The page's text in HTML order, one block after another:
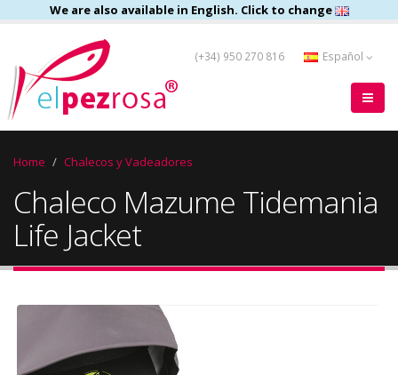
We are also available in English. Click to change
(+34) 950 270 816 Español
Home Chalecos y Vadeadores
Chaleco Mazume Tidemania
Life Jacket